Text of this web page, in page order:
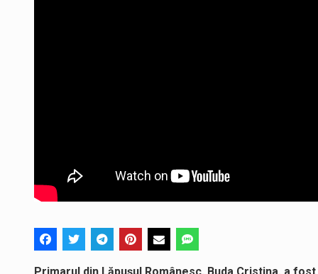
Primarul din Lăpușul Românesc, Buda Cristina, a